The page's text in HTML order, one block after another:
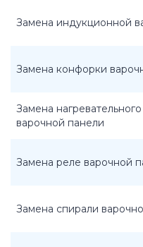
Замена индукционной
Замена конфорки
Замена
варочной панели
Замена реле варочной
Замена спирали